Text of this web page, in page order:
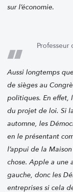
sur l’économie.
Aussi longtemps que les Républicains détiendront une majorité
de sièges au
politiques. En effet,
du projet de loi. Si
automne, les
en le présentant
l’appui de la
chose. Apple a une
gauche, donc les
entreprises si cela